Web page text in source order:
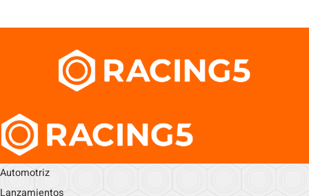
Automotriz
Lanzamientos